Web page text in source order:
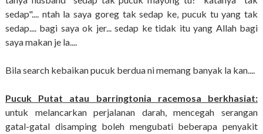
sedap".... ntah la saya goreg tak sedap ke, pucuk tu yang tak
sedap.... bagi saya ok jer... sedap ke tidak itu yang Allah bagi
saya makan je la....
Bila search kebaikan pucuk berdua ni memang banyak la kan....
Pucuk Putat atau barringtonia racemosa berkhasiat:
untuk melancarkan perjalanan darah, mencegah serangan
gatal-gatal disamping boleh mengubati beberapa penyakit